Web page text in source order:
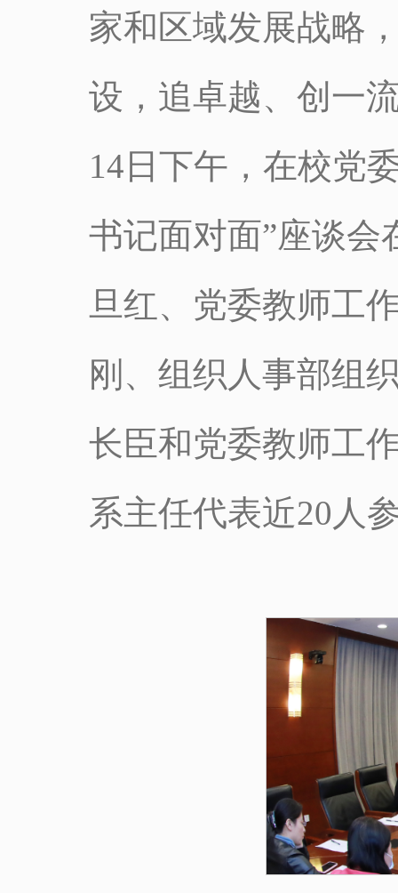
家和区域发展战略
设，追卓越、创一
14日下午，在校党
书记面对面”座谈
旦红、党委教师工
刚、组织人事部组
长臣和党委教师工
系主任代表近20人